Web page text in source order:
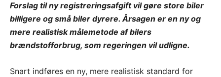
Forslag til ny registreringsafgift vil gøre store biler
billigere og små biler dyrere. Årsagen er en ny og
mere realistisk målemetode af bilers
brændstofforbrug, som regeringen vil udligne.
Snart indføres en ny, mere realistisk standard for